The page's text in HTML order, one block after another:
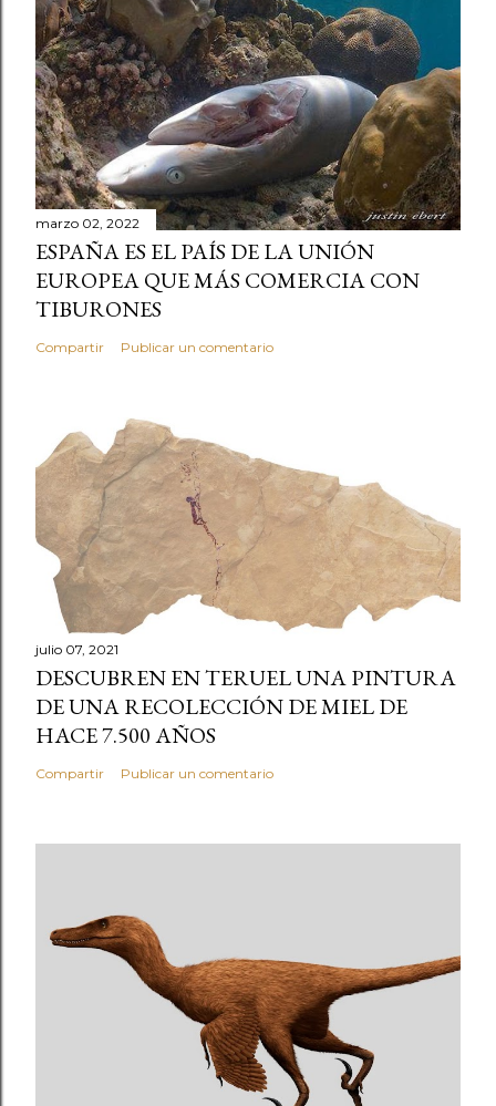
marzo 02, 2022
ESPAÑA ES EL PAÍS DE LA UNIÓN
EUROPEA QUE MÁS COMERCIA CON
TIBURONES
Compartir Publicar un comentario
julio 07, 2021
DESCUBREN EN TERUEL UNA PINTURA
DE UNA RECOLECCIÓN DE MIEL DE
HACE 7.500 AÑOS
Compartir Publicar un comentario